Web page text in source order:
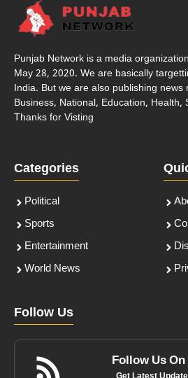
Punjab Network is a media
May 28, 2020. We are basically
India. But we are also publishing
Business, National, Education, Health,
Thanks for Visting
Categories
Political
Sports
Entertainment
World News
Follow Us
Follow Us